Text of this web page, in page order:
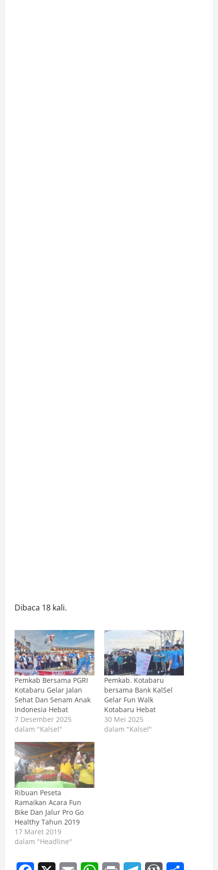
Dibaca 18 kali.
Pemkab Bersama PGRI
Kotabaru Gelar Jalan
Sehat Dan Senam Anak
Indonesia Hebat
7 Desember 2025
dalam "Kalsel"
Pemkab. Kotabaru
bersama Bank KalSel
Gelar Fun Walk
Kotabaru Hebat
30 Mei 2025
dalam "Kalsel"
Ribuan Peseta
Ramaikan Acara Fun
Bike Dan Jalur Pro Go
Healthy Tahun 2019
17 Maret 2019
dalam "Headline"